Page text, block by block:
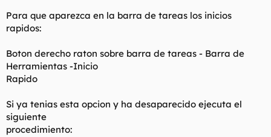
Para que aparezca en la barra de tareas los inicios
rapidos:
Boton derecho raton sobre barra de tareas - Barra de
Herramientas -Inicio
Rapido
Si ya tenias esta opcion y ha desaparecido ejecuta el
siguiente
procedimiento: